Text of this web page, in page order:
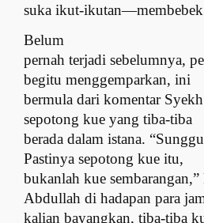
suka ikut-
Belum
pernah terjadi sebelumnya,
begitu menggemparkan, ini
bermula dari komentar
sepotong kue yang tiba-tiba
berada dalam istana.
Pastinya sepotong kue itu,
bukanlah kue
Abdullah di hadapan para ja
kalian bayangkan, tiba-tiba